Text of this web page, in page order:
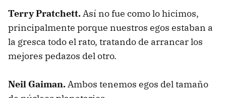
Terry Pratchett.Así no fue como lo hicimos,
principalmente porque nuestros egos estaban a
la gresca todo el rato, tratando de arrancar los
mejores pedazos del otro.
Neil Gaiman.Ambos tenemos egos del tamaño